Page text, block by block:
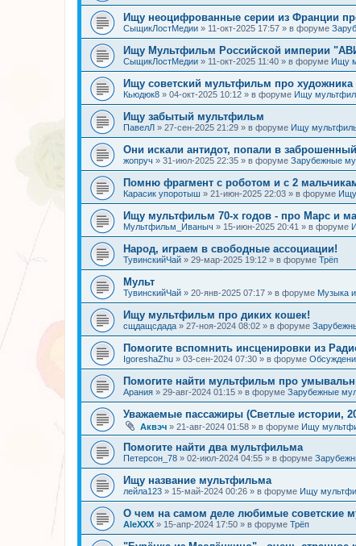
Ищу неоцифрованные серии из Франции
СыщикЛостМедии » 11-окт-2025 17:57 » в форуме
Ищу Мультфильм Российской империи
СыщикЛостМедии » 11-окт-2025 11:40 » в форуме Ищу
Ищу советский мультфильм про художника
Кьюдюк8 » 04-окт-2025 10:12 » в форуме Ищу
Ищу забытый мультфильм
ПавелЛ » 27-сен-2025 21:29 » в форуме Ищу
Они искали антидот, попали в
жопруч » 31-июл-2025 22:35 » в форуме Зарубежные
Помню фрагмент с роботом и с 2
Карасик упоротыш » 21-июн-2025 22:03 » в форуме
Ищу мультфильм 70-х годов - про Марс и
Мультфильм_Иваныч » 15-июн-2025 20:41 » в форуме
Народ, играем в свободные ассоциации!
ТувинскийЧай » 29-мар-2025 19:12 » в форуме Трёп
Мульт
ТувинскийЧай » 20-янв-2025 07:17 » в форуме Музыка
Ищу мультфильм про диких кошек!
сщдащсдада » 27-ноя-2024 08:02 » в форуме
Помогите вспомнить инсценировки из
IgoreshaZhu » 03-сен-2024 07:30 » в форуме
Помогите найти мультфильм про
Арания » 29-авг-2024 01:15 » в форуме Зарубежные
Уважаемые пассажиры (Светлые истории,
Аквэч » 21-авг-2024 01:58 » в форуме Ищу
Помогите найти два мультфильма
Петерсон_78 » 02-июл-2024 04:55 » в форуме
Ищу название мультфильма
лейла123 » 15-май-2024 00:26 » в форуме Ищу
О чем на самом деле любимые советские
AleXXX » 15-апр-2024 17:50 » в форуме Трёп